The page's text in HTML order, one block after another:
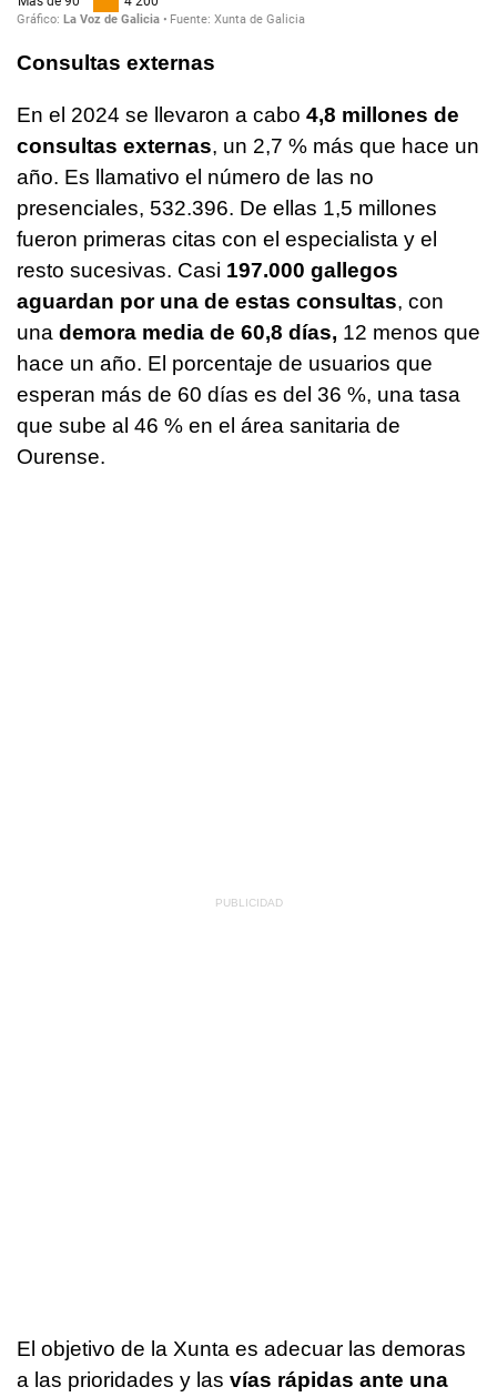
Consultas externas
En el 2024 se llevaron a cabo 4,8 millones de
consultas externas, un 2,7 % más que hace un
año. Es llamativo el número de las no
presenciales, 532.396. De ellas 1,5 millones
fueron primeras citas con el especialista y el
resto sucesivas. Casi 197.000 gallegos
aguardan por una de estas consultas, con
una demora media de 60,8 días, 12 menos que
hace un año. El porcentaje de usuarios que
esperan más de 60 días es del 36 %, una tasa
que sube al 46 % en el área sanitaria de
Ourense.
El objetivo de la Xunta es adecuar las demoras
a las prioridades y las vías rápidas ante una